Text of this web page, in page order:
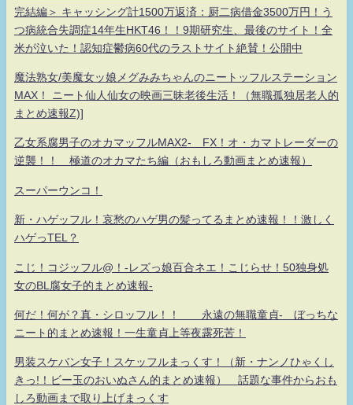
完結編＞ キャッシング計1500万返済：厨二病借金3500万円！う
つ病統合失調症14年生HKT46！！9期研究生、最後のサイト！全
米が泣いた！認知症鬱病60代のラストサイト絶賛！公開中
魔法熟女/美魔女ッ娘メグみみちゃんのニートッフルステーション
MAX！ ニート仙人仙女の映画三昧老後生活！（無職孤独居老人的
まとめ速報Z)]
乙女系腐男子のオカマッフルMAX2- FX！オ・カマトレーダーの
逆襲！！ 極道のオカマたち編（おもしろ動画まとめ速報）
スーパーウンコ！
新・ハゲッフル！哀愁のハゲ男の髪ってるまとめ速報！！激しく
ハゲっTEL？
こじ！コジッフル@！-レズっ娘百合ネエ！こじらせ！50独身処
女のBL腐女子的まとめ速報-
何だ！何が？真・シロッフル！！ 永遠の無職童貞- ぼっちな
ニート的まとめ速報！一生童貞上等夜露死苦！
男装スケバン女子！スケッフルまっくす！（新・ナンノひゃくし
きっ!！ビー玉のおいぬさん的まとめ速報） 話題な事件からおも
しろ動画まで取り上げまっくす